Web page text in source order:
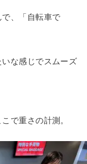
、「自転車で
いな感じでスムーズ
で重さの計測。